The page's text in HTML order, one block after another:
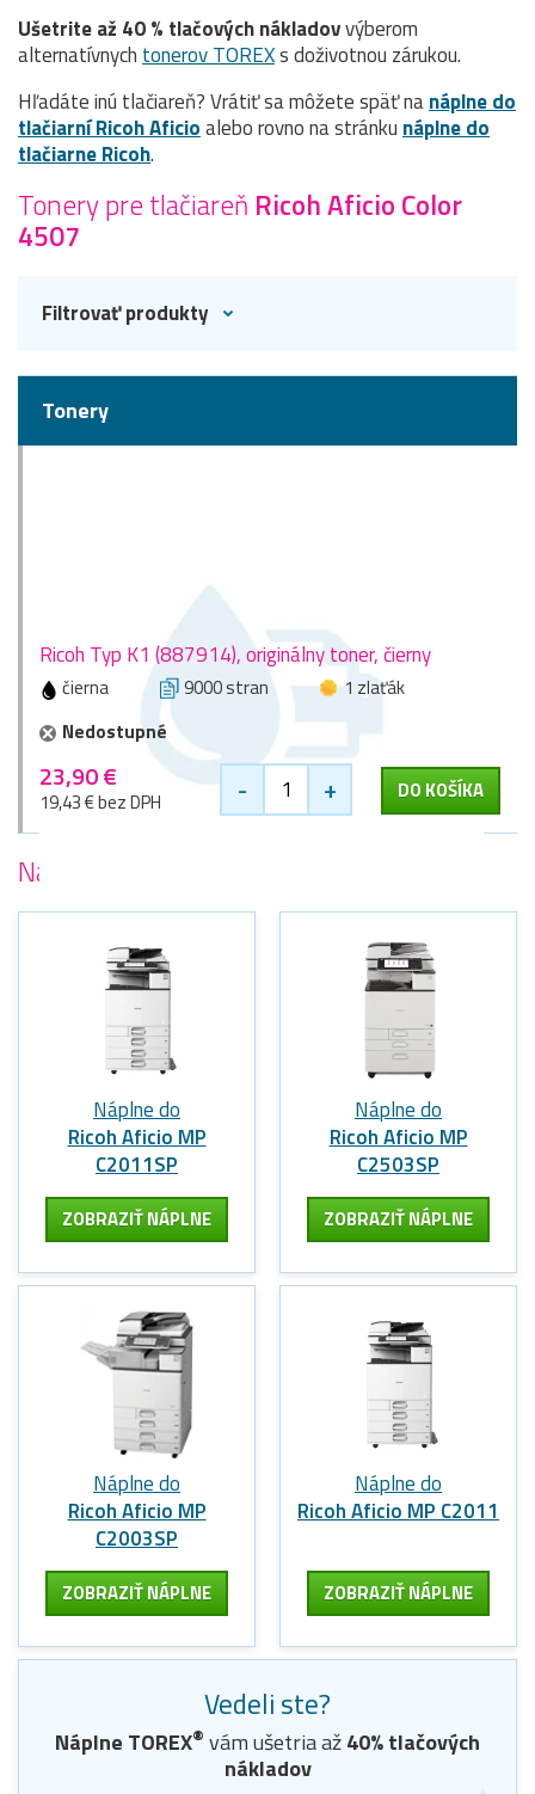
Ušetrite až 40 % tlačových nákladovvýberom
alternatívnychtonerov TOREXs doživotnou zárukou.
Hľadáte inú tlačiareň? Vrátiť sa môžete späť nanáplne do
tlačiarní Ricoh Aficioalebo rovno na stránkunáplne do
tlačiarne Ricoh.
Tonery pre tlačiareň Ricoh Aficio Color
4507
Filtrovať produkty
Tonery
Ricoh Typ K1 (887914), originálny toner, čierny
čierna 9000 stran
1 zlaťák
Nedostupné
23,90 €
19,43 € bez DPH - + DO KOŠÍKA
Najobľúbenejšie
Náplne do
Ricoh Aficio MP
C2011SP
ZOBRAZIŤ NÁPLNE
Náplne do
Ricoh Aficio MP
C2503SP
ZOBRAZIŤ NÁPLNE
Náplne do
Ricoh Aficio MP
C2003SP
ZOBRAZIŤ NÁPLNE
Náplne do
Ricoh Aficio MP C2011
ZOBRAZIŤ NÁPLNE
Vedeli ste?
Náplne TOREX® vám ušetria až40% tlačových
nákladov